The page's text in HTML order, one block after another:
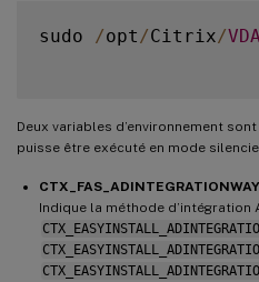
sudo /opt /Citrix/VDA
Deux variables d’environnement
puisse être exécuté en mode
Indique la méthode d’intégration